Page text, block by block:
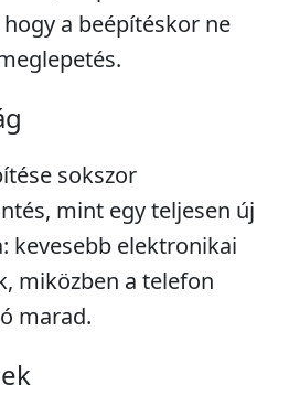
a beépítéskor ne
sokszor
mint egy teljesen új
kevesebb elektronikai
miközben a telefon
marad.